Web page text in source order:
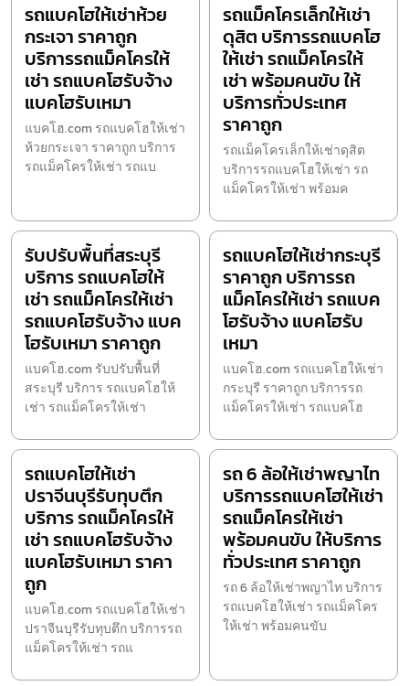
รถแบคโฮให้เช่าห้วย
กระเจา ราคาถูก
บริการรถแม็คโครให้
เช่า รถแบคโฮรับจ้าง
แบคโฮรับเหมา
แบคโฮ.com รถแบคโฮให้เช่า
ห้วยกระเจา ราคาถูก บริการ
รถแม็คโครให้เช่า รถแบ
รถแม็คโครเล็กให้เช่า
ดุสิต บริการรถแบคโฮ
ให้เช่า รถแม็คโครให้
เช่า พร้อมคนขับ ให้
บริการทั่วประเทศ
ราคาถูก
รถแม็คโครเล็กให้เช่าดุสิต
บริการรถแบคโฮให้เช่า รถ
แม็คโครให้เช่า พร้อมค
รับปรับพื้นที่สระบุรี
บริการ รถแบคโฮให้
เช่า รถแม็คโครให้เช่า
รถแบคโฮรับจ้าง แบค
โฮรับเหมา ราคาถูก
แบคโฮ.com รับปรับพื้นที่
สระบุรี บริการ รถแบคโฮให้
เช่า รถแม็คโครให้เช่า
รถแบคโฮให้เช่ากระบุรี
ราคาถูก บริการรถ
แม็คโครให้เช่า รถแบค
โฮรับจ้าง แบคโฮรับ
เหมา
แบคโฮ.com รถแบคโฮให้เช่า
กระบุรี ราคาถูก บริการรถ
แม็คโครให้เช่า รถแบคโฮ
รถแบคโฮให้เช่า
ปราจีนบุรีรับทุบตึก
บริการ รถแม็คโครให้
เช่า รถแบคโฮรับจ้าง
แบคโฮรับเหมา ราคา
ถูก
แบคโฮ.com รถแบคโฮให้เช่า
ปราจีนบุรีรับทุบตึก บริการรถ
แม็คโครให้เช่า รถแ
รถ 6 ล้อให้เช่าพญาไท
บริการรถแบคโฮให้เช่า
รถแม็คโครให้เช่า
พร้อมคนขับ ให้บริการ
ทั่วประเทศ ราคาถูก
รถ 6 ล้อให้เช่าพญาไท บริการ
รถแบคโฮให้เช่า รถแม็คโคร
ให้เช่า พร้อมคนขับ